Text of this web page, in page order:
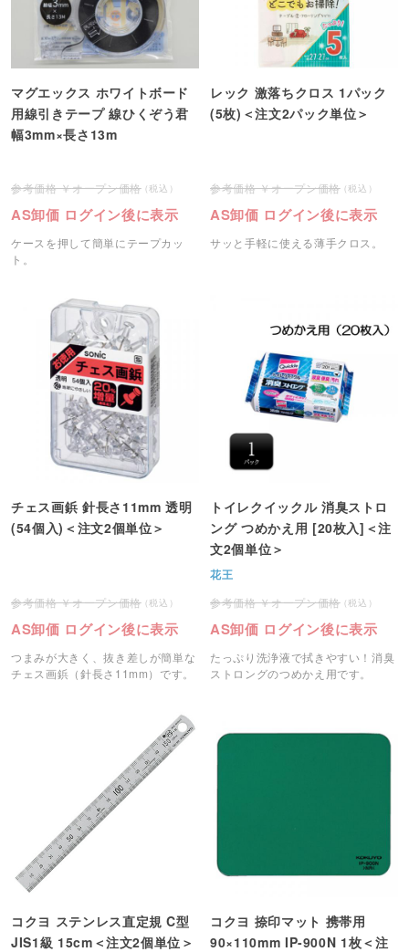
マグエックス ホワイトボード
用線引きテープ 線ひくぞう君
幅3mm×長さ13m
オープン価格
AS卸価 ログイン後に表示
ケースを押して簡単にテープカッ
ト。
レック 激落ちクロス 1パック
(5枚)＜注文2パック単位＞
オープン価格
AS卸価 ログイン後に表示
サッと手軽に使える薄手クロス。
チェス画鋲 針長さ11mm 透明
(54個入)＜注文2個単位＞
オープン価格
AS卸価 ログイン後に表示
つまみが大きく、抜き差しが簡単な
チェス画鋲（針長さ11mm）です。
トイレクイックル 消臭ストロ
ング つめかえ用 [20枚入]＜注
文2個単位＞
花王
オープン価格
AS卸価 ログイン後に表示
たっぷり洗浄液で拭きやすい！消臭
ストロングのつめかえ用です。
コクヨ ステンレス直定規 C型
JIS1級 15cm＜注文2個単位＞
コクヨ 捺印マット 携帯用
90×110mm IP-900N 1枚＜注